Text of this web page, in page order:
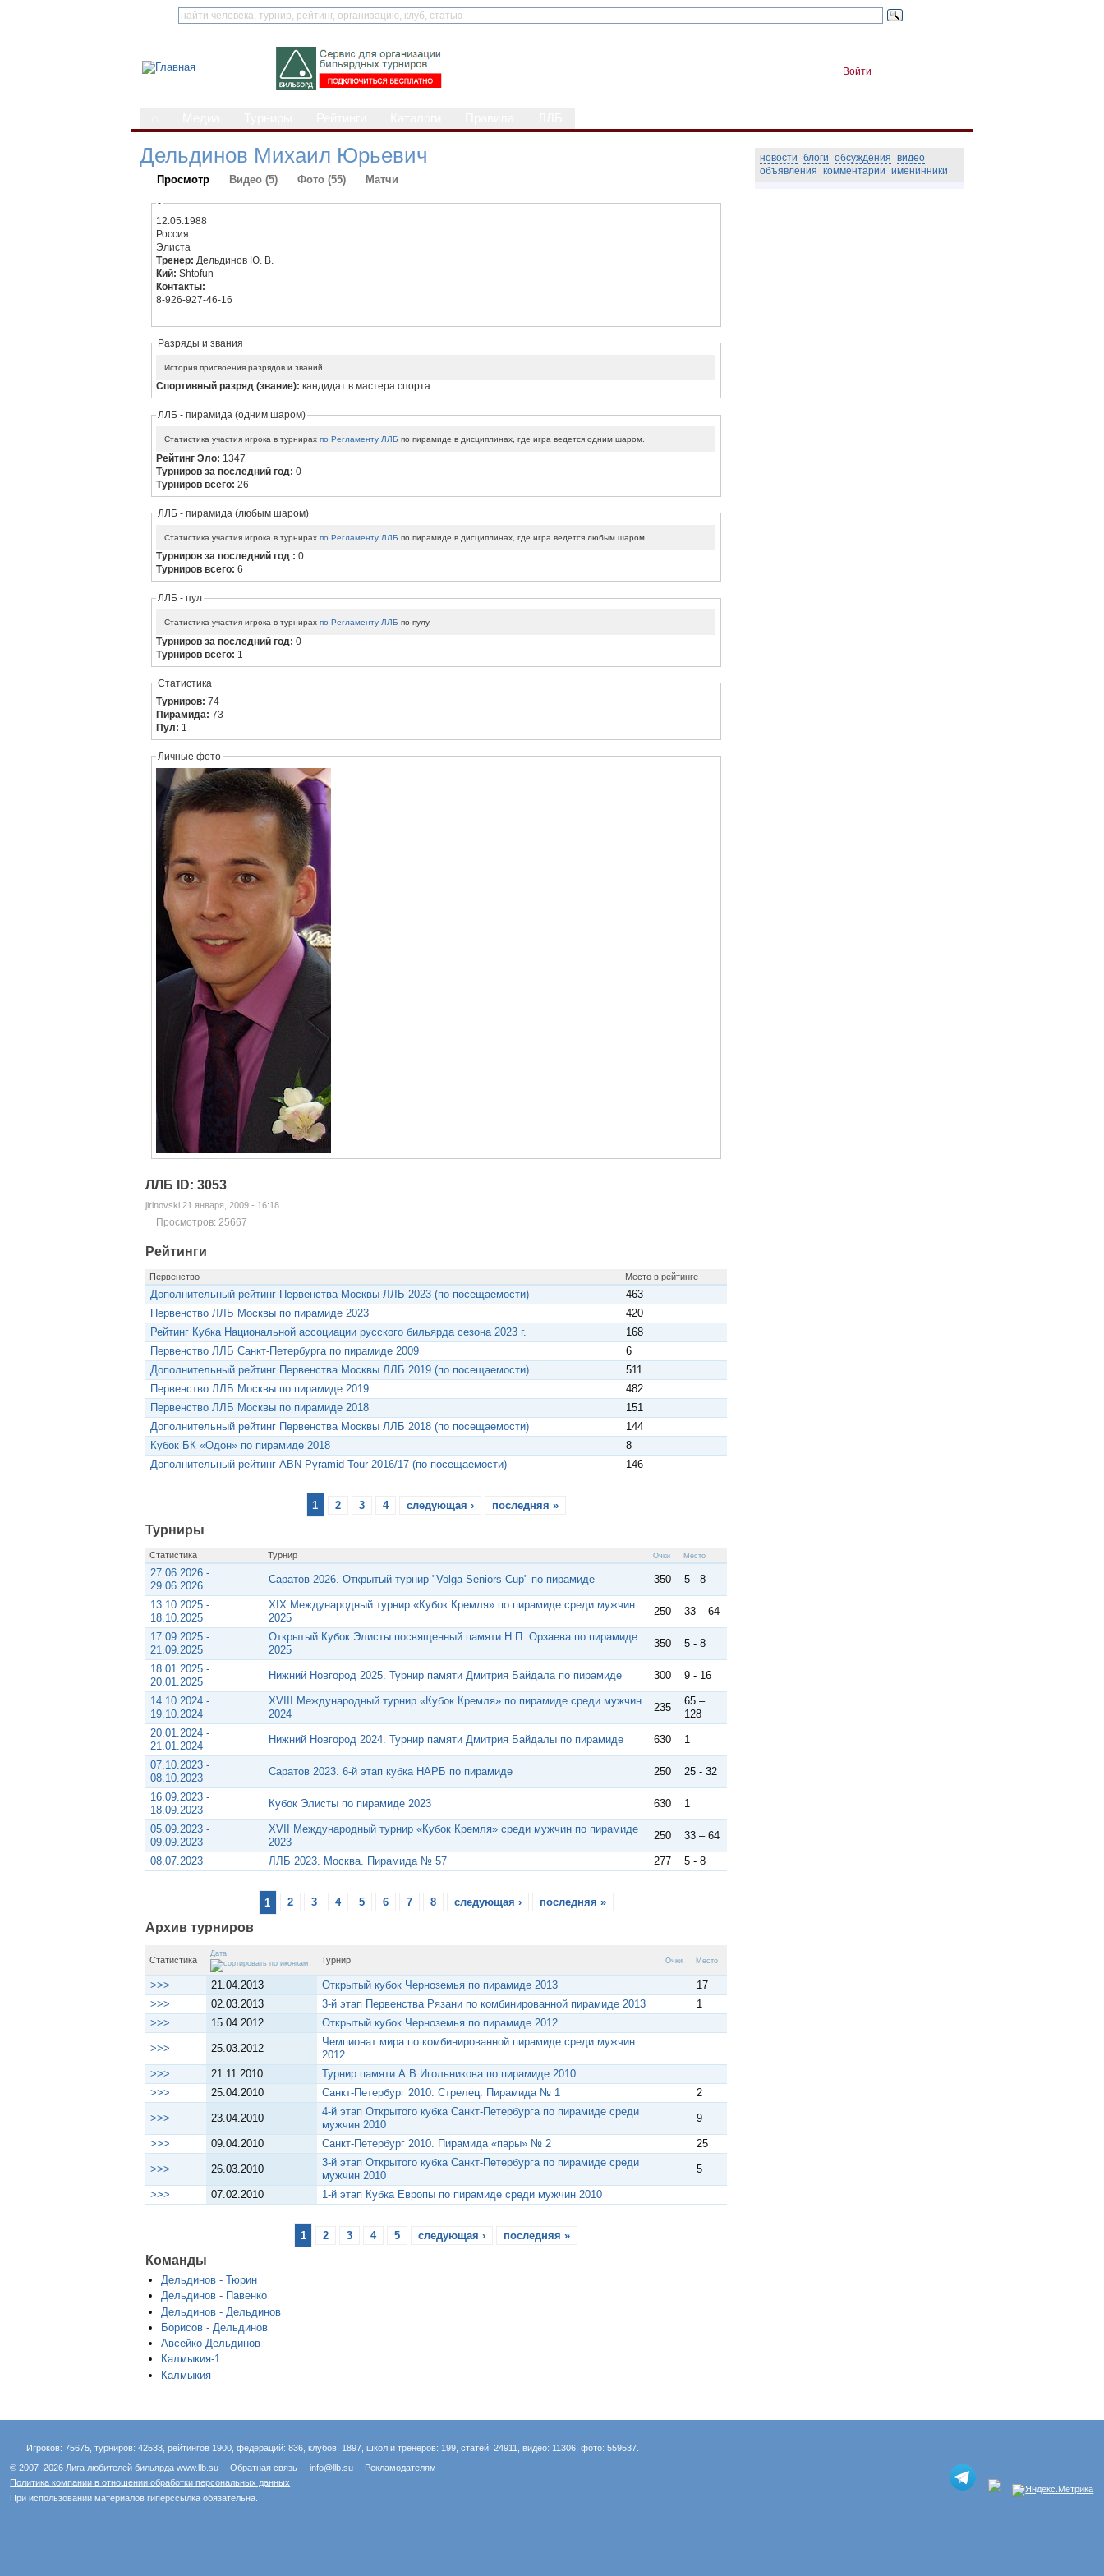
Войти
Дельдинов Михаил Юрьевич
Просмотр Видео (5) Фото (55) Матчи
-
12.05.1988
Россия
Элиста
Тренер:Дельдинов Ю. В.
Кий:Shtofun
Контакты:
8-926-927-46-16
Разряды и звания
История присвоения разрядов и званий
Спортивный разряд (звание):кандидат в мастера спорта
ЛЛБ - пирамида (одним шаром)
Статистика участия игрока в турнирахпо Регламенту ЛЛБ по пирамиде в дисциплинах, где игра ведется одним шаром.
Рейтинг Эло: 1347
Турниров за последний год:0
Турниров всего:26
ЛЛБ - пирамида (любым шаром)
Статистика участия игрока в турнирахпо Регламенту ЛЛБ по пирамиде в дисциплинах, где игра ведется любым шаром.
Турниров за последний год :0
Турниров всего:6
ЛЛБ - пул
Статистика участия игрока в турнирахпо Регламенту ЛЛБ по пулу.
Турниров за последний год:0
Турниров всего: 1
Статистика
Турниров:74
Пирамида:73
Пул: 1
Личные фото
ЛЛБ ID: 3053
jirinovski 21 января, 2009 - 16:18
Просмотров: 25667
Рейтинги
Первенство Место в рейтинге
Дополнительный рейтинг Первенства Москвы ЛЛБ 2023 (по посещаемости)
463
Первенство ЛЛБ Москвы по пирамиде 2023
420
Рейтинг Кубка Национальной ассоциации русского бильярда сезона 2023 г.
168
Первенство ЛЛБ Санкт-Петербурга по пирамиде 2009
6
Дополнительный рейтинг Первенства Москвы ЛЛБ 2019 (по посещаемости)
511
Первенство ЛЛБ Москвы по пирамиде 2019
482
Первенство ЛЛБ Москвы по пирамиде 2018
151
Дополнительный рейтинг Первенства Москвы ЛЛБ 2018 (по посещаемости)
144
Кубок БК «Одон» по пирамиде 2018
8
Дополнительный рейтинг ABN Pyramid Tour 2016/17 (по посещаемости)
146
1 2 3 4 следующая › последняя »
Турниры
Статистика Турнир Очки Место
27.06.2026 -
29.06.2026
Саратов 2026. Открытый турнир "Volga Seniors Cup" по пирамиде 350 5 - 8
13.10.2025 -
18.10.2025
XIX Международный турнир «Кубок Кремля» по пирамиде среди мужчин
2025
250 33 – 64
17.09.2025 -
21.09.2025
Открытый Кубок Элисты посвященный памяти Н.П. Орзаева по пирамиде
2025
350 5 - 8
18.01.2025 -
20.01.2025
Нижний Новгород 2025. Турнир памяти Дмитрия Байдала по пирамиде 300 9 - 16
14.10.2024 -
19.10.2024
XVIII Международный турнир «Кубок Кремля» по пирамиде среди мужчин
2024
235
65 –
128
20.01.2024 -
21.01.2024
Нижний Новгород 2024. Турнир памяти Дмитрия Байдалы по пирамиде 630 1
07.10.2023 -
08.10.2023
Саратов 2023. 6-й этап кубка НАРБ по пирамиде 250 25 - 32
16.09.2023 -
18.09.2023
Кубок Элисты по пирамиде 2023 630 1
05.09.2023 -
09.09.2023
XVII Международный турнир «Кубок Кремля» среди мужчин по пирамиде
2023
250 33 – 64
08.07.2023 ЛЛБ 2023. Москва. Пирамида № 57 277 5 - 8
1 2 3 4 5 6 7 8 следующая › последняя »
Архив турниров
Статистика
Дата
Турнир Очки Место
>>> 21.04.2013 Открытый кубок Черноземья по пирамиде 2013
17
>>>
02.03.2013 3-й этап Первенства Рязани по комбинированной пирамиде 2013
1
>>>
15.04.2012 Открытый кубок Черноземья по пирамиде 2012
>>> 25.03.2012
Чемпионат мира по комбинированной пирамиде среди мужчин
2012
>>>
21.11.2010
Турнир памяти А.В.Игольникова по пирамиде 2010
>>>
25.04.2010 Санкт-Петербург 2010. Стрелец. Пирамида № 1 2
>>> 23.04.2010
4-й этап Открытого кубка Санкт-Петербурга по пирамиде среди
мужчин 2010
9
>>> 09.04.2010 Санкт-Петербург 2010. Пирамида «пары» № 2 25
>>> 26.03.2010
3-й этап Открытого кубка Санкт-Петербурга по пирамиде среди
мужчин 2010
5
>>> 07.02.2010 1-й этап Кубка Европы по пирамиде среди мужчин 2010
1 2 3 4 5 следующая › последняя »
Команды
Дельдинов - Тюрин
Дельдинов - Павенко
Дельдинов - Дельдинов
Борисов - Дельдинов
Авсейко-Дельдинов
Калмыкия-1
Калмыкия
новости блоги обсуждения видео
объявления комментарии именинники
Игроков: 75675, турниров: 42533, рейтингов 1900, федераций: 836, клубов: 1897, школ и тренеров: 199, статей: 24911, видео: 11306, фото: 559537.
© 2007–2026 Лига любителей бильярдаwww.llb.su Обратная связь info@llb.su
Рекламодателям
Политика компании в отношении обработки персональных данных
При использовании материалов гиперссылка обязательна.